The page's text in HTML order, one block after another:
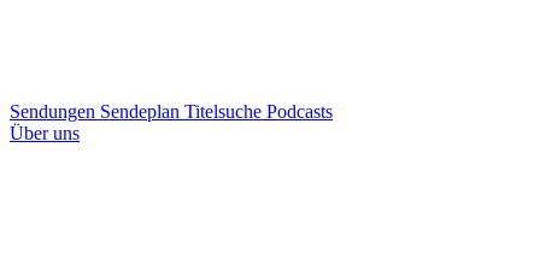
Sendungen Sendeplan Titelsuche Podcasts
Über uns